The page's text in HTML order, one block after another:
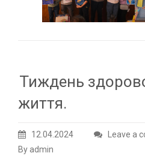
Тиждень
життя.
12.04.2024
Leave a
By admin